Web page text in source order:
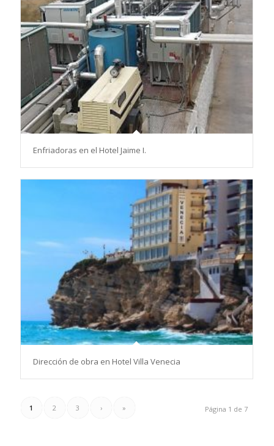
Enfriadoras en el Hotel Jaime I.
Dirección de obra en Hotel Villa Venecia
Página 1 de 7
1 2 3 › »